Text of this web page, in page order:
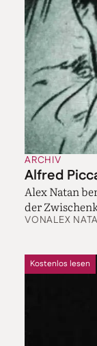
ARCHIV
Alfred
Alex Natan
der
VONALEX
Kostenlos lesen